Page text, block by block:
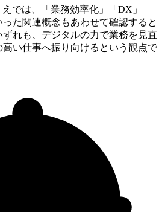
では、「業務効率化」「DX」
った関連概念もあわせて確認すると
れも、デジタルの力で業務を見直
高い仕事へ振り向けるという観点で